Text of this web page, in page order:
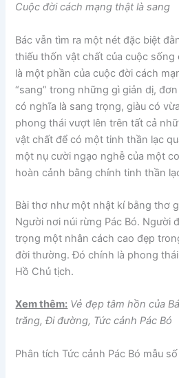
Cuộc đời cách mạng thật là sang
Bác vẫn tìm ra một nét đặc biệt
thiếu thốn vật chất của cuộc
là một phần của cuộc đời cách
“sang” trong những gì giản dị,
có nghĩa là sang trọng, giàu có
phong thái vượt lên trên tất cả
vật chất để có một tinh thần lạc
một nụ cười ngạo nghễ của một
hoàn cảnh bằng chính tinh thần
Bài thơ như một nhật kí bằng thơ
Người nơi núi rừng Pác Bó. Người
trọng một nhân cách cao đẹp
đời thường. Đó chính là phong
Hồ Chủ tịch.
Xem thêm: Vẻ đẹp tâm hồn của
trăng, Đi đường, Tức cảnh Pác Bó
Phân tích Tức cảnh Pác Bó mẫu